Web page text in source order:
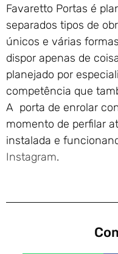
Favaretto Portas é
separados tipos de
únicos e várias
dispor apenas de
planejado por
competência que
A porta de enrolar
momento de perfilar
instalada e
Instagram.